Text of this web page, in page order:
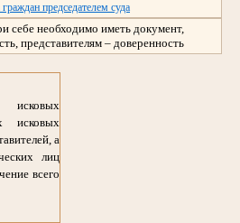
председателем суда
себе необходимо иметь документ,
представителям – доверенность
исковых
исковых
а
лиц
всего